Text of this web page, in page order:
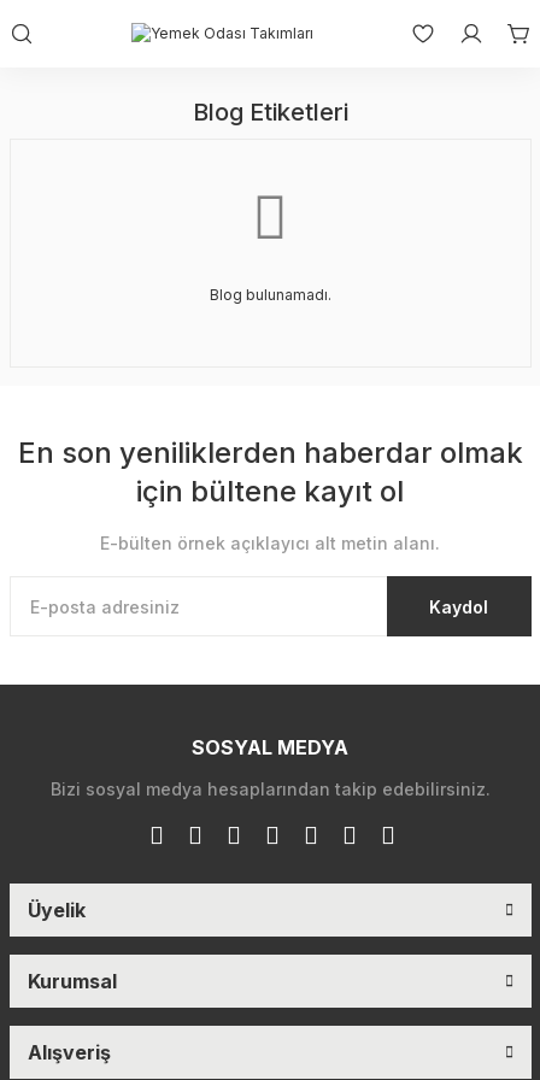
Blog Etiketleri
Blog bulunamadı.
En son yeniliklerden haberdar olmak
için bültene kayıt ol
E-bülten örnek açıklayıcı alt metin alanı.
Kaydol
SOSYAL MEDYA
Bizi sosyal medya hesaplarından takip edebilirsiniz.
Üyelik
Kurumsal
Alışveriş